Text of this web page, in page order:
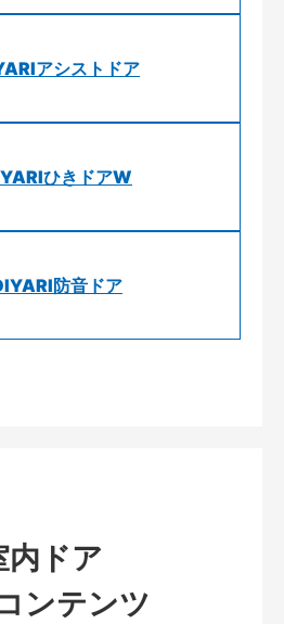
アシストドア
ひきドアW
防音ドア
内ドア
ンテンツ